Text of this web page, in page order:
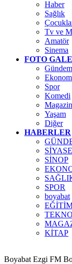
Haber
Sağlık
Tv ve
Amatör
Sinema
FOTO
Gündem
Spor
Komedi
Magazin
Yaşam
Diğer
HABERLER
SİNOP
SPOR
boyabat
KİTAP
Boyabat Ezgi FM